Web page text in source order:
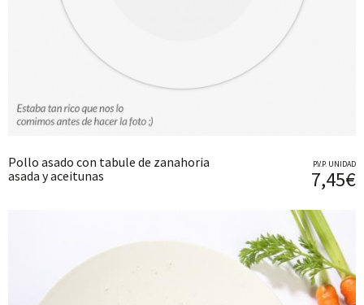
Pollo asado con tabule de zanahoria
asada y aceitunas
P.V.P. UNIDAD
7,45€